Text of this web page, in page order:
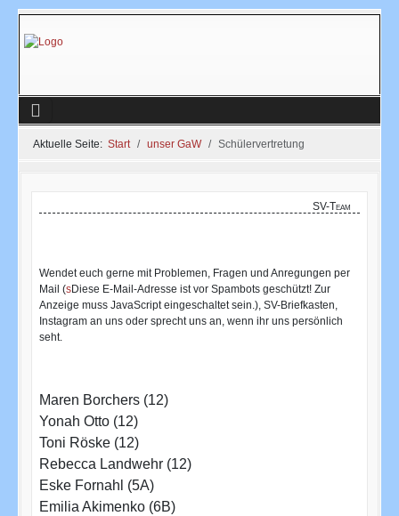
Aktuelle Seite: Start unser GaW Schülervertretung
SV-Team
Wendet euch gerne mit Problemen, Fragen und Anregungen per
Mail (sDiese E-Mail-Adresse ist vor Spambots geschützt! Zur
Anzeige muss JavaScript eingeschaltet sein.), SV-Briefkasten,
Instagram an uns oder sprecht uns an, wenn ihr uns persönlich
seht.
Maren Borchers (12)
Yonah Otto (12)
Toni Röske (12)
Rebecca Landwehr (12)
Eske Fornahl (5A)
Emilia Akimenko (6B)